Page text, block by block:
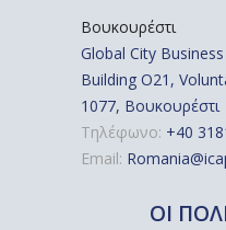
Βουκουρέστι
Global City
Building O21,
1077, Βουκουρέστι
Τηλέφωνο: +40
Email:
ΟΙ